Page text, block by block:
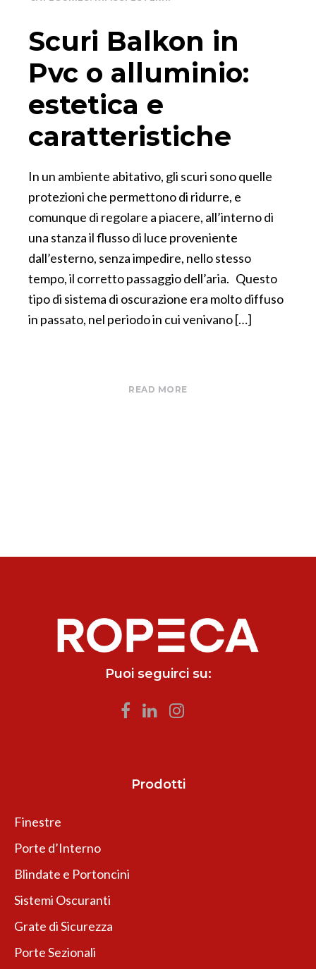
Scuri Balkon in
Pvc o alluminio:
estetica e
caratteristiche
In un ambiente abitativo, gli scuri sono quelle
protezioni che permettono di ridurre, e
comunque di regolare a piacere, all’interno di
una stanza il flusso di luce proveniente
dall’esterno, senza impedire, nello stesso
tempo, il corretto passaggio dell’aria. Questo
tipo di sistema di oscurazione era molto diffuso
in passato, nel periodo in cui venivano […]
READ MORE
Puoi seguirci su:
Prodotti
Finestre
Porte d’Interno
Blindate e Portoncini
Sistemi Oscuranti
Grate di Sicurezza
Porte Sezionali